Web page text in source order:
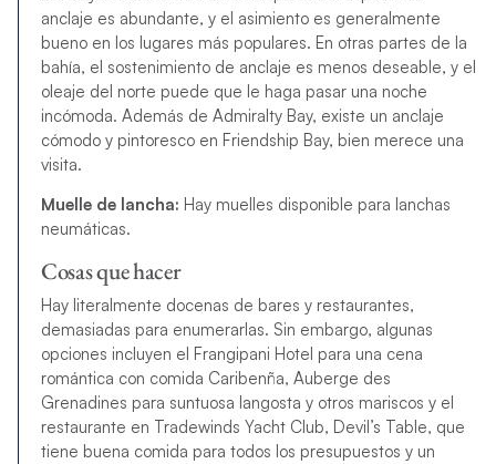
anclaje es abundante, y el asimiento es generalmente
bueno en los lugares más populares. En otras partes de la
bahía, el sostenimiento de anclaje es menos deseable, y el
oleaje del norte puede que le haga pasar una noche
incómoda. Además de Admiralty Bay, existe un anclaje
cómodo y pintoresco en Friendship Bay, bien merece una
visita.
Muelle de lancha: Hay muelles disponible para lanchas
neumáticas.
Cosas que hacer
Hay literalmente docenas de bares y restaurantes,
demasiadas para enumerarlas. Sin embargo, algunas
opciones incluyen el Frangipani Hotel para una cena
romántica con comida Caribenña, Auberge des
Grenadines para suntuosa langosta y otros mariscos y el
restaurante en Tradewinds Yacht Club, Devil’s Table, que
tiene buena comida para todos los presupuestos y un